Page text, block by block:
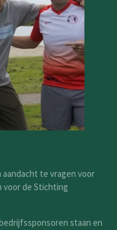
aandacht te vragen voor
voor de Stichting
staan en